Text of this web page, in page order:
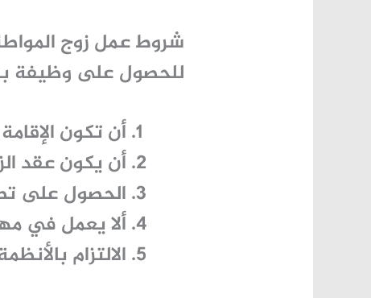
شروط عمل زوج
للحصول على وظيفة
أن تكون
أن يكون عقد
الحصول على
ألا يعمل في
الالتزام